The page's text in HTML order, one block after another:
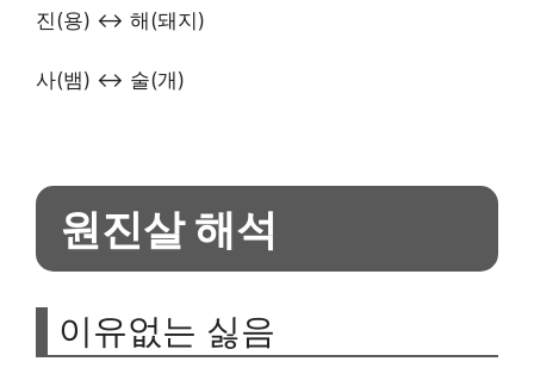
진(용) ↔ 해(돼지)
사(뱀) ↔ 술(개)
원진살 해석
이유없는 싫음